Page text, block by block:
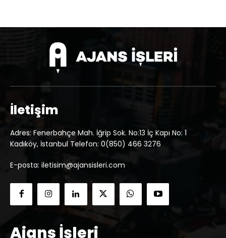
İletişim
Adres: Fenerbahçe Mah. İğrip Sok. No:13 İç Kapı No: 1
Kadıköy, İstanbul Telefon: 0(850) 466 3276
E-posta: iletisim@ajansisleri.com
Ajans İşleri